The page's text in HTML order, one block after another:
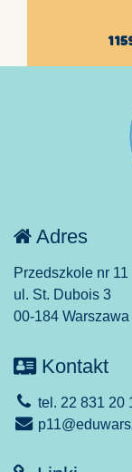
Adres
Przedszkole nr 11
ul. St. Dubois 3
00-184 Warszawa
Kontakt
tel. 22 831 20